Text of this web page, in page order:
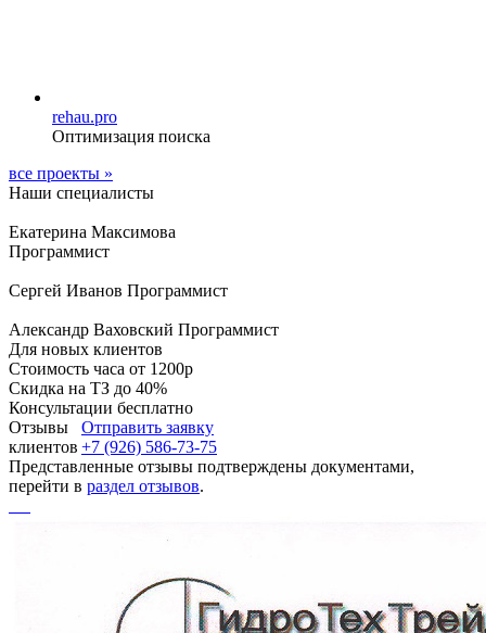
rehau.pro
Оптимизация поиска
все проекты »
Наши специалисты
Екатерина Максимова
Программист
Сергей Иванов Программист
Александр Ваховский Программист
Для новых клиентов
Стоимость часа от 1200р
Скидка на ТЗ до 40%
Консультации бесплатно
Отправить заявку
+7 (926) 586-73-75
Отзывы
клиентов
Представленные отзывы подтверждены документами,
перейти в раздел отзывов.